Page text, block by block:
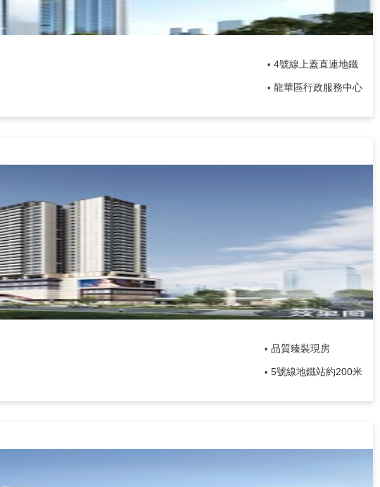
• 4號線上蓋直連地鐵
• 龍華區行政服務中心
• 品質臻裝現房
• 5號線地鐵站約200米